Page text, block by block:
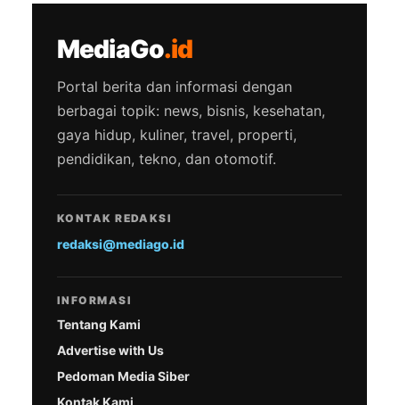
MediaGo.id
Portal berita dan informasi dengan
berbagai topik: news, bisnis, kesehatan,
gaya hidup, kuliner, travel, properti,
pendidikan, tekno, dan otomotif.
KONTAK REDAKSI
redaksi@mediago.id
INFORMASI
Tentang Kami
Advertise with Us
Pedoman Media Siber
Kontak Kami